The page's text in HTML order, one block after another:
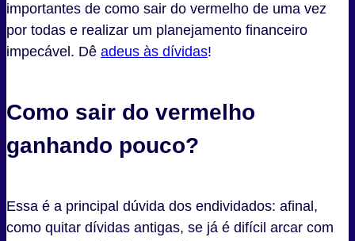
importantes de como sair do vermelho de uma vez
por todas e realizar um planejamento financeiro
impecável. Dê adeus às dívidas!
Como sair do vermelho
ganhando pouco?
Essa é a principal dúvida dos endividados: afinal,
como quitar dívidas antigas, se já é difícil arcar com